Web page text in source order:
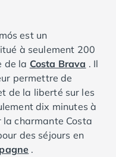
est un
à seulement 200
de la Costa Brava . Il
permettre de
de la liberté sur les
dix minutes à
la charmante Costa
des séjours en
.